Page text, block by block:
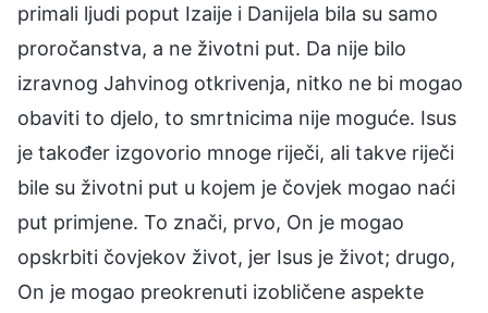
primali ljudi poput Izaije i Danijela bila su samo
proročanstva, a ne životni put. Da nije bilo
izravnog Jahvinog otkrivenja, nitko ne bi mogao
obaviti to djelo, to smrtnicima nije moguće. Isus
je također izgovorio mnoge riječi, ali takve riječi
bile su životni put u kojem je čovjek mogao naći
put primjene. To znači, prvo, On je mogao
opskrbiti čovjekov život, jer Isus je život; drugo,
On je mogao preokrenuti izobličene aspekte